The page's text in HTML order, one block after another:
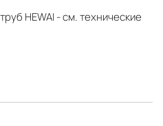
HEWAI - см. технические